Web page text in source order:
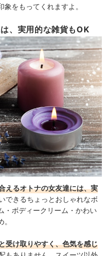
をもってくれますよ。
、実用的な雑貨もOK
えるオトナの女友達には、実
できるちょっとおしゃれなボ
・ボディークリーム・かわい
受け取りやすく、色気を感じ